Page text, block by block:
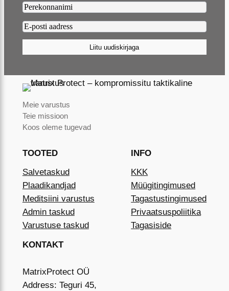
Lastname2
Email2 (Required)
Liitu uudiskirjaga
Meie varustus
Teie missioon
Koos oleme tugevad
TOOTED
Salvetaskud
Plaadikandjad
Meditsiini varustus
Admin taskud
Varustuse taskud
INFO
KKK
Müügitingimused
Tagastustingimused
Privaatsuspoliitika
Tagasiside
KONTAKT
MatrixProtect OÜ
Address: Teguri 45,